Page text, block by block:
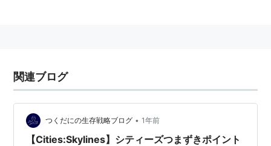
関連ブログ
つくだにの生存戦略ブログ • 1年前
【Cities:Skylines】シティーズつまずきポイント